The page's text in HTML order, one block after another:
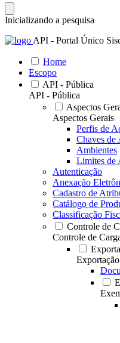
Inicializando a pesquisa
API - Portal Único
Home
Escopo
API - Pública
API - Pública
Aspectos
Aspectos Gerais
Perfis de
Chaves de
Ambientes
Limites de
Autenticação
Anexação
Cadastro de
Catálogo de
Classificação
Controle de
Controle de
Exportação